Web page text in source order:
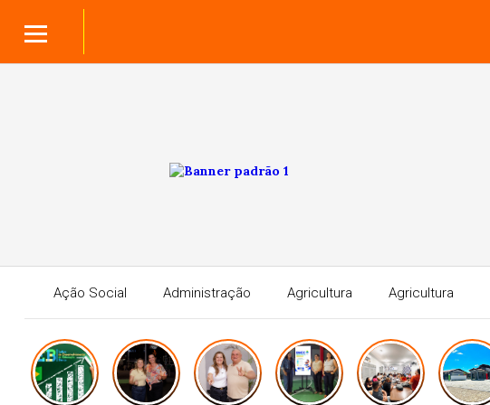
Ação Social Administração Agricultura Agricultura